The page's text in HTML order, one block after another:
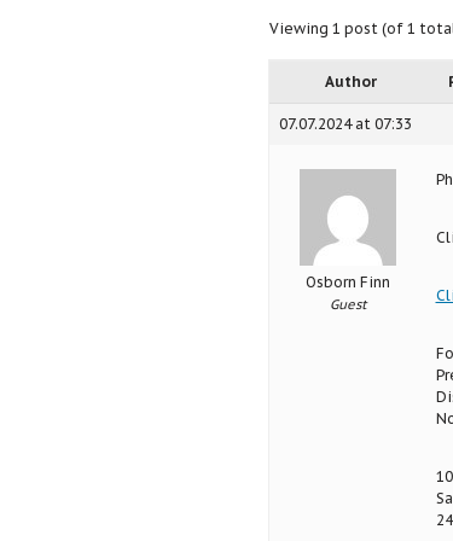
Viewing 1 post (of 1
Author
07.07.2024 at 07:33
Osborn Finn
Guest